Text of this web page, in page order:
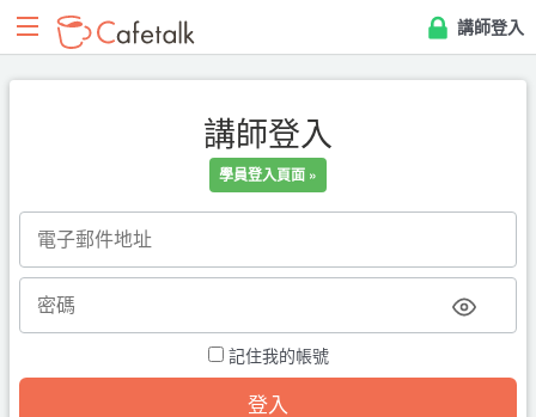
講師登入
講師登入
學員登入頁面 »
記住我的帳號